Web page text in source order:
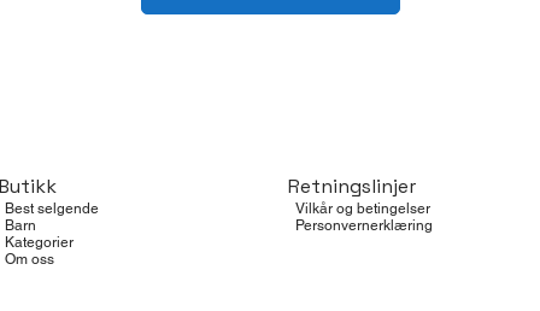
Best selgende
Barn
Kategorier
Om oss
Retningslinjer
Vilkår og betingelser
Personvernerklæring